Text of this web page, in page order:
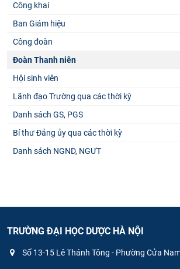
Công khai
Ban Giám hiệu
Công đoàn
Đoàn Thanh niên
Hội sinh viên
Lãnh đạo Trường qua các thời kỳ
Danh sách GS, PGS
Bí thư Đảng ủy qua các thời kỳ
Danh sách NGND, NGƯT
TRƯỜNG ĐẠI HỌC DƯỢC HÀ NỘI
Số 13-15 Lê Thánh Tông - Phường Cửa